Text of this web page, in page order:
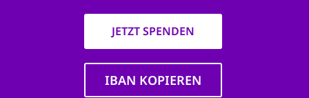
JETZT SPENDEN
IBAN KOPIEREN